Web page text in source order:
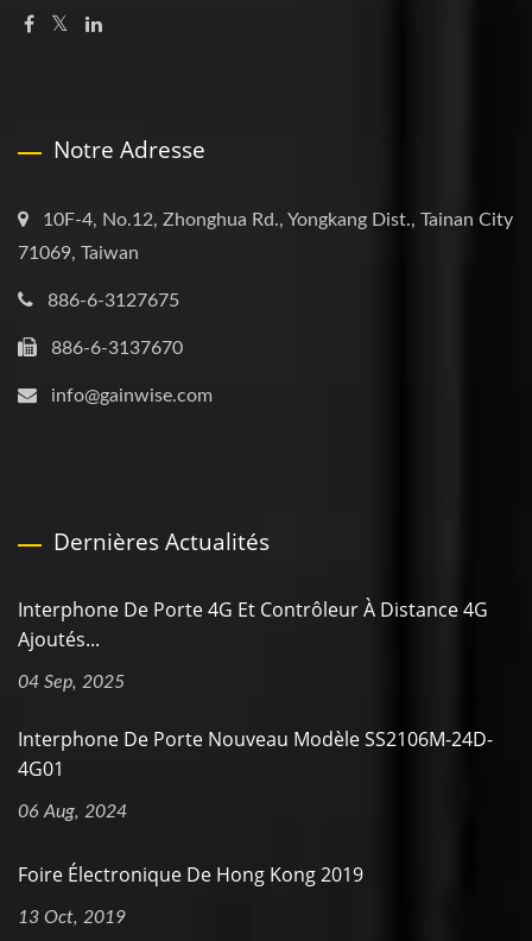
Notre Adresse
10F-4, No.12, Zhonghua Rd., Yongkang Dist., Tainan City
71069, Taiwan
886-6-3127675
886-6-3137670
info@gainwise.com
Dernières Actualités
Interphone De Porte 4G Et Contrôleur À Distance 4G
Ajoutés...
04 Sep, 2025
Interphone De Porte Nouveau Modèle SS2106M-24D-
4G01
06 Aug, 2024
Foire Électronique De Hong Kong 2019
13 Oct, 2019